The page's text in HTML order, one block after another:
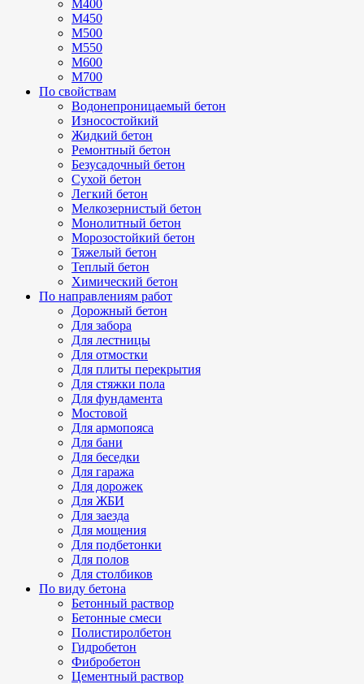
М400
М450
М500
М550
М600
М700
По свойствам
Водонепроницаемый бетон
Износостойкий
Жидкий бетон
Ремонтный бетон
Безусадочный бетон
Сухой бетон
Легкий бетон
Мелкозернистый бетон
Монолитный бетон
Морозостойкий бетон
Тяжелый бетон
Теплый бетон
Химический бетон
По направлениям работ
Дорожный бетон
Для забора
Для лестницы
Для отмостки
Для плиты перекрытия
Для стяжки пола
Для фундамента
Мостовой
Для армопояса
Для бани
Для беседки
Для гаража
Для дорожек
Для ЖБИ
Для заезда
Для мощения
Для подбетонки
Для полов
Для столбиков
По виду бетона
Бетонный раствор
Бетонные смеси
Полистиролбетон
Гидробетон
Фибробетон
Цементный раствор